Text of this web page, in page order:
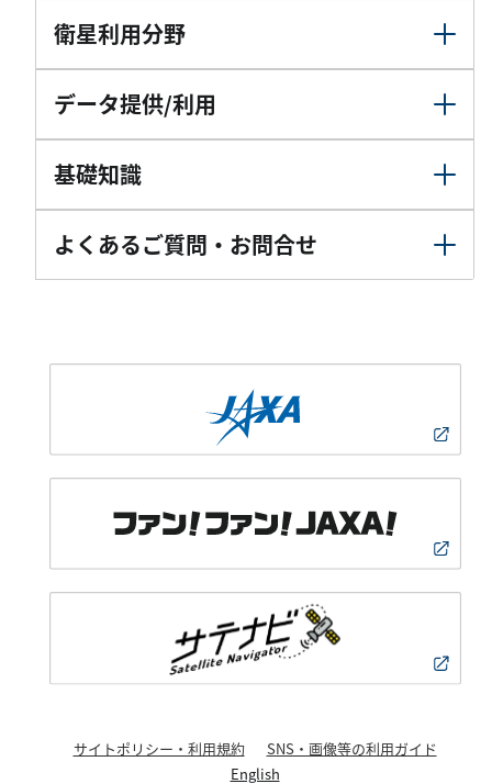
衛星利用分野
データ提供/利用
基礎知識
よくあるご質問・お問合せ
サイトポリシー・利用規約
SNS・画像等の利用ガイド
English